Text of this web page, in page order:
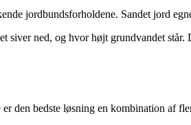
jordbundsforholdene. Sandet jord
siver ned, og hvor højt grundvandet
den bedste løsning en kombination af